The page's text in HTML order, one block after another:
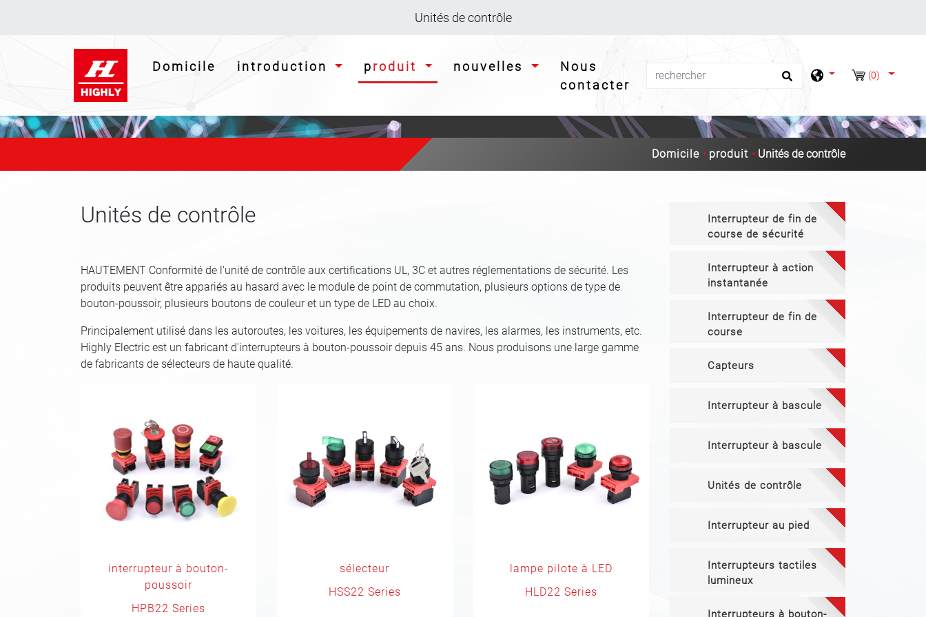
Unités de contrôle
Domicile (current)
introduction produit nouvelles
Nous
contacter
(0)
Domicile produit Unités de contrôle
Interrupteur de fin de
course de sécurité
Interrupteur à action
instantanée
Interrupteur de fin de
course
Capteurs
Interrupteur à bascule
Interrupteur à bascule
Unités de contrôle
Interrupteur au pied
Interrupteurs tactiles
lumineux
Interrupteurs à bouton-
Unités de contrôle
HAUTEMENT Conformité de l'unité de contrôle aux certifications UL, 3C et autres réglementations de sécurité. Les
produits peuvent être appariés au hasard avec le module de point de commutation, plusieurs options de type de
bouton-poussoir, plusieurs boutons de couleur et un type de LED au choix.
Principalement utilisé dans les autoroutes, les voitures, les équipements de navires, les alarmes, les instruments, etc.
Highly Electric est un fabricant d'interrupteurs à bouton-poussoir depuis 45 ans. Nous produisons une large gamme
de fabricants de sélecteurs de haute qualité.
interrupteur à bouton-
poussoir
HPB22 Series
sélecteur
HSS22 Series
lampe pilote à LED
HLD22 Series